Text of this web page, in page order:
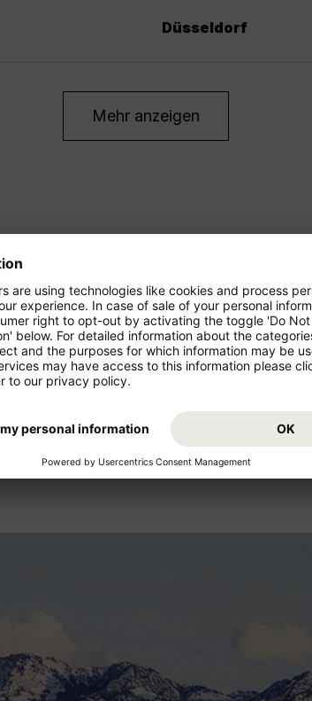
Düsseldorf
Mehr anzeigen
Sie in der
im November
mögen: Im
Condor bietet Ihnen
auch Flugangebote für
Starten Sie von Ihrem
Urlaub. Condor fliegt
an Ihr Traumziel!
Lake City (SLC) und